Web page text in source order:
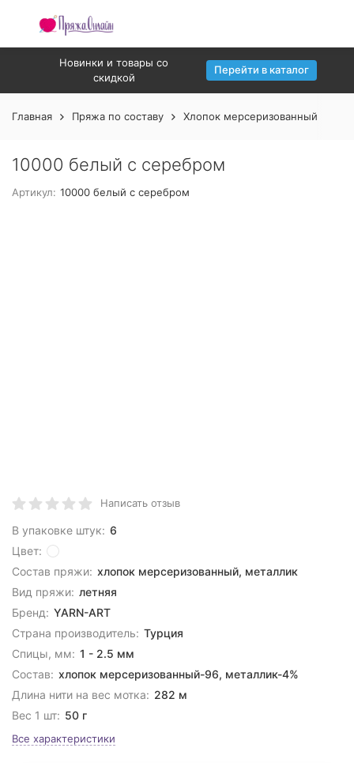
Новинки и товары со
скидкой
Перейти в каталог
Главная Пряжа по составу Хлопок мерсеризованный
10000 белый с серебром
Артикул: 10000 белый с серебром
Написать отзыв
В упаковке штук: 6
Цвет:
Состав пряжи: хлопок мерсеризованный, металлик
Вид пряжи: летняя
Бренд: YARN-ART
Страна производитель: Турция
Спицы, мм: 1 - 2.5 мм
Состав: хлопок мерсеризованный-96, металлик-4%
Длина нити на вес мотка: 282 м
Вес 1 шт: 50 г
Все характеристики